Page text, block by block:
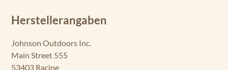
Herstellerangaben
Johnson Outdoors Inc.
Main Street 555
53403 Racine